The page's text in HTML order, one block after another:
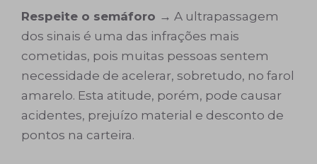
Respeite o semáforo → A ultrapassagem
dos sinais é uma das infrações mais
cometidas, pois muitas pessoas sentem
necessidade de acelerar, sobretudo, no farol
amarelo. Esta atitude, porém, pode causar
acidentes, prejuízo material e desconto de
pontos na carteira.